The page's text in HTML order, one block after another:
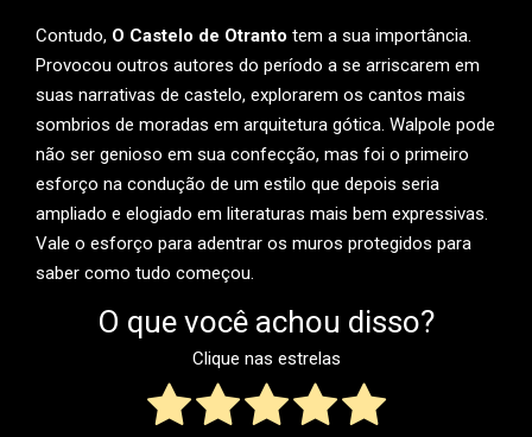
Contudo, O Castelo de Otranto tem a sua importância.
Provocou outros autores do período a se arriscarem em
suas narrativas de castelo, explorarem os cantos mais
sombrios de moradas em arquitetura gótica. Walpole pode
não ser genioso em sua confecção, mas foi o primeiro
esforço na condução de um estilo que depois seria
ampliado e elogiado em literaturas mais bem expressivas.
Vale o esforço para adentrar os muros protegidos para
saber como tudo começou.
O que você achou disso?
Clique nas estrelas